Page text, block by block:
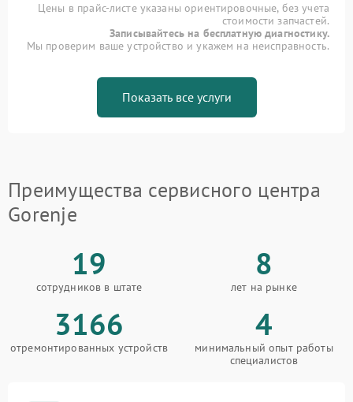
Цены в прайс-листе указаны ориентировочные, без учета
стоимости запчастей.
Записывайтесь на бесплатную диагностику.
Мы проверим ваше устройство и укажем на неисправность.
Показать все услуги
Преимущества сервисного центра
Gorenje
19
сотрудников в штате
8
лет на рынке
3166
отремонтированных устройств
4
минимальный опыт работы
специалистов